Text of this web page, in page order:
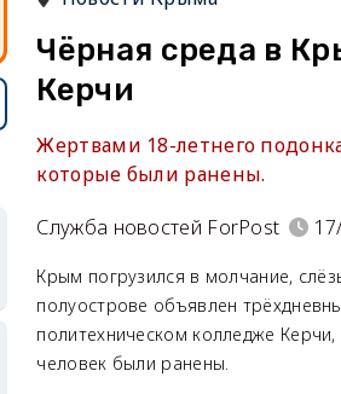
Чёрная среда в
Керчи
Жертвами 18-летнего
которые были ранены.
Служба новостей ForPost
Крым погрузился в молчание,
полуострове объявлен
политехническом колледже
человек были ранены.